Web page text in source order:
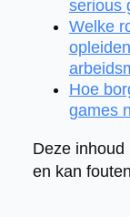
serious
Welke
Hoe
games
Deze inhoud
en kan